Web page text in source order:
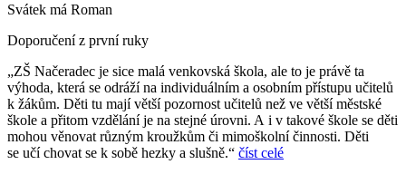
Svátek má Roman
Doporučení z první ruky
„ZŠ Načeradec je sice malá venkovská škola, ale to je právě ta
výhoda, která se odráží na individuálním a osobním přístupu učitelů
k žákům. Děti tu mají větší pozornost učitelů než ve větší městské
škole a přitom vzdělání je na stejné úrovni. A i v takové škole se děti
mohou věnovat různým kroužkům či mimoškolní činnosti. Děti
se učí chovat se k sobě hezky a slušně.“ číst celé